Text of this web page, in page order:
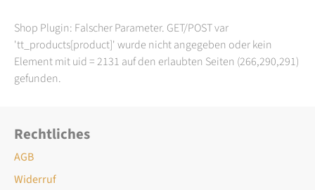
Shop Plugin: Falscher Parameter. GET/POST var
'tt_products[product]' wurde nicht angegeben oder kein
Element mit uid = 2131 auf den erlaubten Seiten (266,290,291)
gefunden.
Rechtliches
AGB
Widerruf